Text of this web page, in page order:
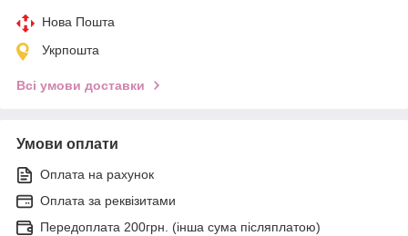
Нова Пошта
Укрпошта
Всі умови доставки
Умови оплати
Оплата на рахунок
Оплата за реквізитами
Передоплата 200грн. (інша сума післяплатою)